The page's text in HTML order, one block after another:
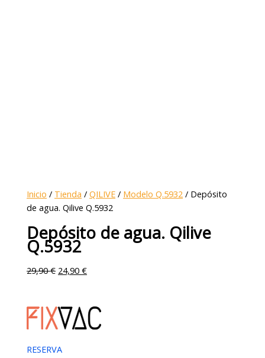
Inicio / Tienda /QILIVE / Modelo Q.5932 / Depósito
de agua. Qilive Q.5932
Depósito de agua. Qilive
Q.5932
29,90€ 24,90€
RESERVA